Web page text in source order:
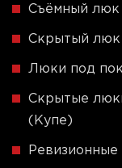
Съёмный люк
Скрытый люк
Люки под
Скрытые
(Купе)